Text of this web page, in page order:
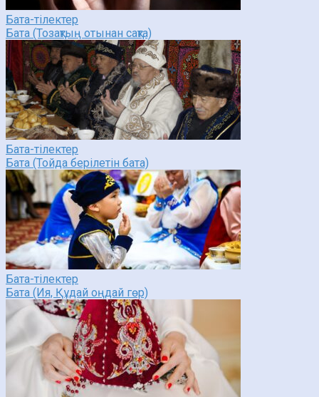
Бата-тілектер
Бата (Тозақтың отынан сақта)
Бата-тілектер
Бата (Тойда берілетін бата)
Бата-тілектер
Бата (Ия, Құдай оңдай гөр)